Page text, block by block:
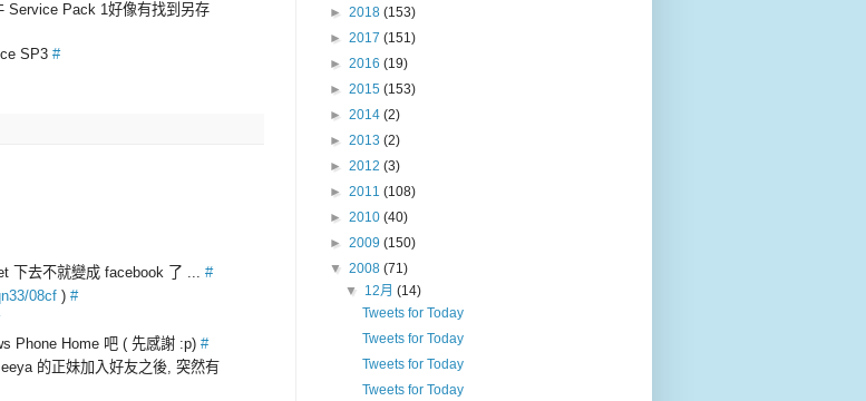
Service Pack 1好像有找到另存
SP3 #
下去不就變成 facebook 了 ... #
08cf ) #
Phone Home 吧 ( 先感謝 :p) #
的正妹加入好友之後, 突然有
► 2018 (153)
► 2017 (151)
► 2016 (19)
► 2015 (153)
► 2014 (2)
► 2013 (2)
► 2012 (3)
► 2011 (108)
► 2010 (40)
► 2009 (150)
▼ 2008 (71)
▼ 12月(14)
Tweets for Today
Tweets for Today
Tweets for Today
Tweets for Today